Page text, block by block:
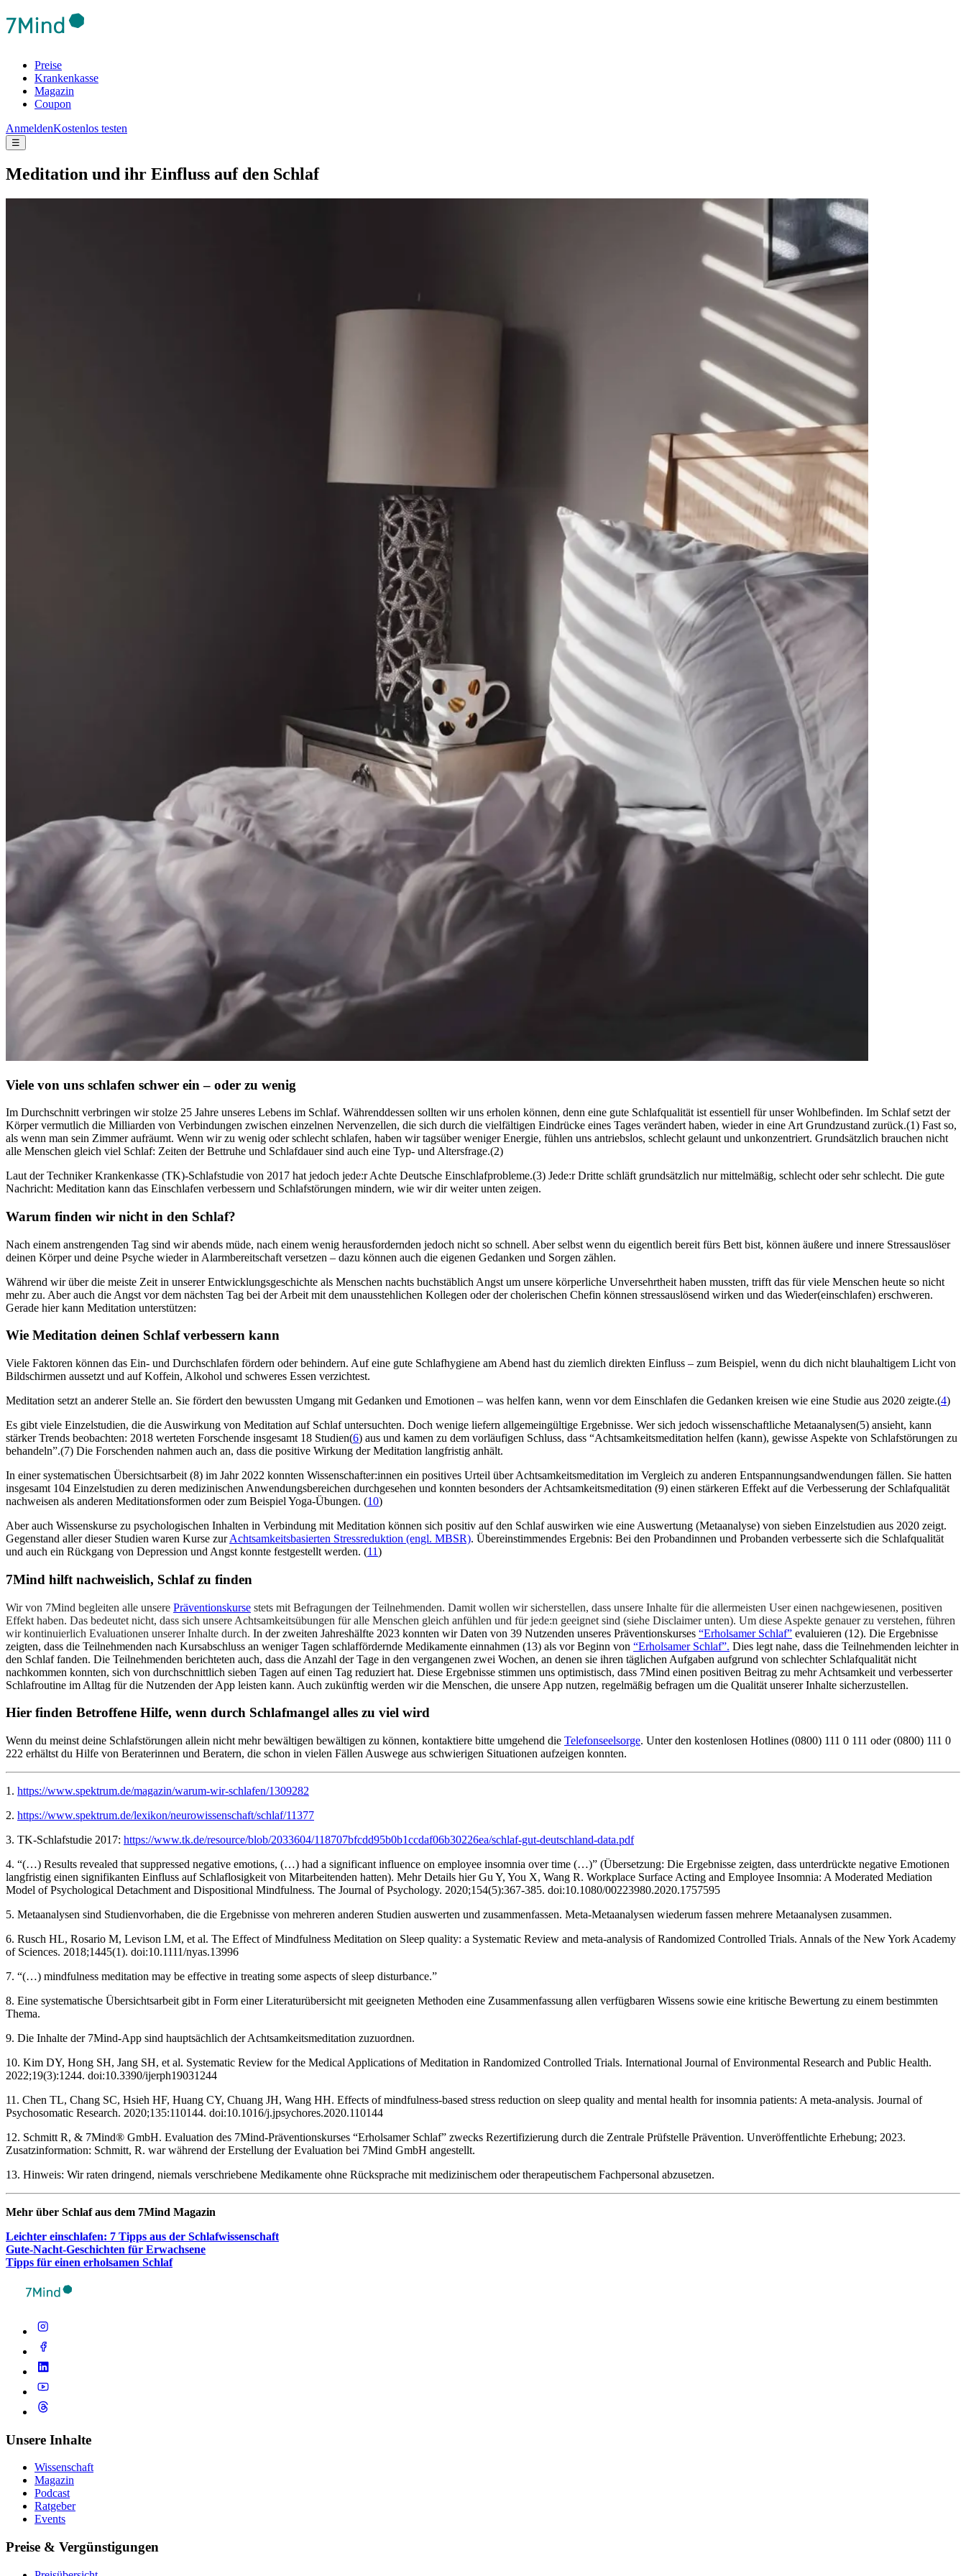
Preise
Krankenkasse
Magazin
Coupon
AnmeldenKostenlos testen
☰
Medi­ta­tion und ihr Einfluss auf den Schlaf
Viele von uns schlafen schwer ein – oder zu wenig
Im Durch­schnitt ver­brin­gen wir stolze 25 Jahre unse­res Lebens im Schlaf. Währenddessen sollten wir uns erholen können, denn eine gute Schlaf­qua­li­tät ist essen­ti­ell für unser Wohl­be­fin­den. Im Schlaf setzt der
Körper vermutlich die Milliarden von Verbindungen zwischen einzelnen Nervenzellen, die sich durch die vielfältigen Eindrücke eines Tages verändert haben, wieder in eine Art Grundzustand zurück.(1) Fast so,
als wenn man sein Zimmer aufräumt. Wenn wir zu wenig oder schlecht schla­fen, haben wir tags­über weniger Ener­gie, fühlen uns antriebs­los, schlecht gelaunt und unkon­zen­triert. Grundsätzlich brauchen nicht
alle Menschen gleich viel Schlaf: Zeiten der Bettruhe und Schlafdauer sind auch eine Typ- und Altersfrage.(2)
Laut der Techniker Krankenkasse (TK)-Schlaf­stu­die von 2017 hat jedoch jede:r Achte Deutsche Einschlafprobleme.(3) Jede:r Dritte schläft grundsätzlich nur mittelmäßig, schlecht oder sehr schlecht. Die gute
Nach­richt: Meditation kann das Einschlafen verbessern und Schlafstörungen mindern, wie wir dir weiter unten zeigen.
Warum finden wir nicht in den Schlaf?
Nach einem anstrengenden Tag sind wir abends müde, nach einem wenig herausfordernden jedoch nicht so schnell. Aber selbst wenn du eigentlich bereit fürs Bett bist, können äußere und innere Stressauslöser
deinen Körper und deine Psyche wieder in Alarmbereitschaft versetzen – dazu können auch die eigenen Gedanken und Sorgen zählen.
Während wir über die meiste Zeit in unserer Entwicklungsgeschichte als Menschen nachts buchstäblich Angst um unsere körperliche Unversehrtheit haben mussten, trifft das für viele Menschen heute so nicht
mehr zu. Aber auch die Angst vor dem nächsten Tag bei der Arbeit mit dem unausstehlichen Kollegen oder der cholerischen Chefin können stressauslösend wirken und das Wieder(einschlafen) erschweren.
Gerade hier kann Meditation unterstützen:
Wie Medi­ta­tion deinen Schlaf ver­bes­sern kann
Viele Faktoren können das Ein- und Durchschlafen fördern oder behindern. Auf eine gute Schlafhygiene am Abend hast du ziemlich direkten Einfluss – zum Beispiel, wenn du dich nicht blauhaltigem Licht von
Bildschirmen aussetzt und auf Koffein, Alkohol und schweres Essen verzichtest.
Meditation setzt an anderer Stelle an. Sie fördert den bewussten Umgang mit Gedanken und Emotionen – was helfen kann, wenn vor dem Einschlafen die Gedanken kreisen wie eine Studie aus 2020 zeigte.(4)
Es gibt viele Einzelstudien, die die Auswirkung von Meditation auf Schlaf untersuchten. Doch wenige liefern allgemeingültige Ergebnisse. Wer sich jedoch wissenschaftliche Metaanalysen(5) ansieht, kann
stärker Trends beobachten: 2018 werteten Forschende insgesamt 18 Studien(6) aus und kamen zu dem vorläufigen Schluss, dass “Achtsamkeitsmeditation helfen (kann), gewisse Aspekte von Schlafstörungen zu
behandeln”.(7) Die Forschenden nahmen auch an, dass die positive Wirkung der Meditation langfristig anhält.
In einer systematischen Übersichtsarbeit (8) im Jahr 2022 konnten Wissenschafter:innen ein positives Urteil über Achtsamkeitsmeditation im Vergleich zu anderen Entspannungsandwendungen fällen. Sie hatten
insgesamt 104 Einzelstudien zu deren medizinischen Anwendungsbereichen durchgesehen und konnten besonders der Achtsamkeitsmeditation (9) einen stärkeren Effekt auf die Verbesserung der Schlafqualität
nachweisen als anderen Meditationsformen oder zum Beispiel Yoga-Übungen. (10)
Aber auch Wissenskurse zu psychologischen Inhalten in Verbindung mit Meditation können sich positiv auf den Schlaf auswirken wie eine Auswertung (Metaanalyse) von sieben Einzelstudien aus 2020 zeigt.
Gegenstand aller dieser Studien waren Kurse zurAchtsamkeitsbasierten Stressreduktion (engl. MBSR). Übereinstimmendes Ergebnis: Bei den Probandinnen und Probanden verbesserte sich die Schlafqualität
und auch ein Rückgang von Depression und Angst konnte festgestellt werden. (11)
7Mind hilft nachweislich, Schlaf zu finden
Wir von 7Mind begleiten alle unsere Präventionskurse stets mit Befragungen der Teilnehmenden. Damit wollen wir sicherstellen, dass unsere Inhalte für die allermeisten User einen nachgewiesenen, positiven
Effekt haben. Das bedeutet nicht, dass sich unsere Achtsamkeitsübungen für alle Menschen gleich anfühlen und für jede:n geeignet sind (siehe Disclaimer unten). Um diese Aspekte genauer zu verstehen, führen
wir kontinuierlich Evaluationen unserer Inhalte durch. In der zweiten Jahreshälfte 2023 konnten wir Daten von 39 Nutzenden unseres Präventionskurses “Erholsamer Schlaf” evaluieren (12). Die Ergebnisse
zeigten, dass die Teilnehmenden nach Kursabschluss an weniger Tagen schlaffördernde Medikamente einnahmen (13) als vor Beginn von “Erholsamer Schlaf”. Dies legt nahe, dass die Teilnehmenden leichter in
den Schlaf fanden. Die Teilnehmenden berichteten auch, dass die Anzahl der Tage in den vergangenen zwei Wochen, an denen sie ihren täglichen Aufgaben aufgrund von schlechter Schlafqualität nicht
nachkommen konnten, sich von durchschnittlich sieben Tagen auf einen Tag reduziert hat. Diese Ergebnisse stimmen uns optimistisch, dass 7Mind einen positiven Beitrag zu mehr Achtsamkeit und verbesserter
Schlafroutine im Alltag für die Nutzenden der App leisten kann. Auch zukünftig werden wir die Menschen, die unsere App nutzen, regelmäßig befragen um die Qualität unserer Inhalte sicherzustellen.
Hier finden Betroffene Hilfe, wenn durch Schlafmangel alles zu viel wird
Wenn du meinst deine Schlafstörungen allein nicht mehr bewältigen bewältigen zu können, kontaktiere bitte umgehend die Telefonseelsorge. Unter den kostenlosen Hotlines (0800) 111 0 111 oder (0800) 111 0
222 erhältst du Hilfe von Beraterinnen und Beratern, die schon in vielen Fällen Auswege aus schwierigen Situationen aufzeigen konnten.
1. https://www.spektrum.de/magazin/warum-wir-schlafen/1309282
2. https://www.spektrum.de/lexikon/neurowissenschaft/schlaf/11377
3. TK-Schlafstudie 2017: https://www.tk.de/resource/blob/2033604/118707bfcdd95b0b1ccdaf06b30226ea/schlaf-gut-deutschland-data.pdf
4. “(…) Results revealed that suppressed negative emotions, (…) had a significant influence on employee insomnia over time (…)” (Übersetzung: Die Ergebnisse zeigten, dass unterdrückte negative Emotionen
langfristig einen signifikanten Einfluss auf Schlaflosigkeit von Mitarbeitenden hatten). Mehr Details hier Gu Y, You X, Wang R. Workplace Surface Acting and Employee Insomnia: A Moderated Mediation
Model of Psychological Detachment and Dispositional Mindfulness. The Journal of Psychology. 2020;154(5):367-385. doi:10.1080/00223980.2020.1757595
5. Metaanalysen sind Studienvorhaben, die die Ergebnisse von mehreren anderen Studien auswerten und zusammenfassen. Meta-Metaanalysen wiederum fassen mehrere Metaanalysen zusammen.
6. Rusch HL, Rosario M, Levison LM, et al. The Effect of Mindfulness Meditation on Sleep quality: a Systematic Review and meta-analysis of Randomized Controlled Trials. Annals of the New York Academy
of Sciences. 2018;1445(1). doi:10.1111/nyas.13996
7. “(…) mindfulness meditation may be effective in treating some aspects of sleep disturbance.”
8. Eine systematische Übersichtsarbeit gibt in Form einer Literaturübersicht mit geeigneten Methoden eine Zusammenfassung allen verfügbaren Wissens sowie eine kritische Bewertung zu einem bestimmten
Thema.
9. Die Inhalte der 7Mind-App sind hauptsächlich der Achtsamkeitsmeditation zuzuordnen.
10. Kim DY, Hong SH, Jang SH, et al. Systematic Review for the Medical Applications of Meditation in Randomized Controlled Trials. International Journal of Environmental Research and Public Health.
2022;19(3):1244. doi:10.3390/ijerph19031244
11. Chen TL, Chang SC, Hsieh HF, Huang CY, Chuang JH, Wang HH. Effects of mindfulness-based stress reduction on sleep quality and mental health for insomnia patients: A meta-analysis. Journal of
Psychosomatic Research. 2020;135:110144. doi:10.1016/j.jpsychores.2020.110144
12. Schmitt R, & 7Mind® GmbH. Evaluation des 7Mind-Präventionskurses “Erholsamer Schlaf” zwecks Rezertifizierung durch die Zentrale Prüfstelle Prävention. Unveröffentlichte Erhebung; 2023.
Zusatzinformation: Schmitt, R. war während der Erstellung der Evaluation bei 7Mind GmbH angestellt.
13. Hinweis: Wir raten dringend, niemals verschriebene Medikamente ohne Rücksprache mit medizinischem oder therapeutischem Fachpersonal abzusetzen.
Mehr über Schlaf aus dem 7Mind Maga­zin
Leich­ter ein­schla­fen: 7 Tipps aus der Schlaf­wis­sen­schaft
Gute-Nacht-Geschich­ten für Erwach­sene
Tipps für einen erhol­sa­men Schlaf
Unsere Inhalte
Wissenschaft
Magazin
Podcast
Ratgeber
Events
Preise & Vergünstigungen